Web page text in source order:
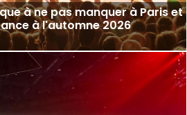
à ne pas manquer à Paris et
à l'automne 2026